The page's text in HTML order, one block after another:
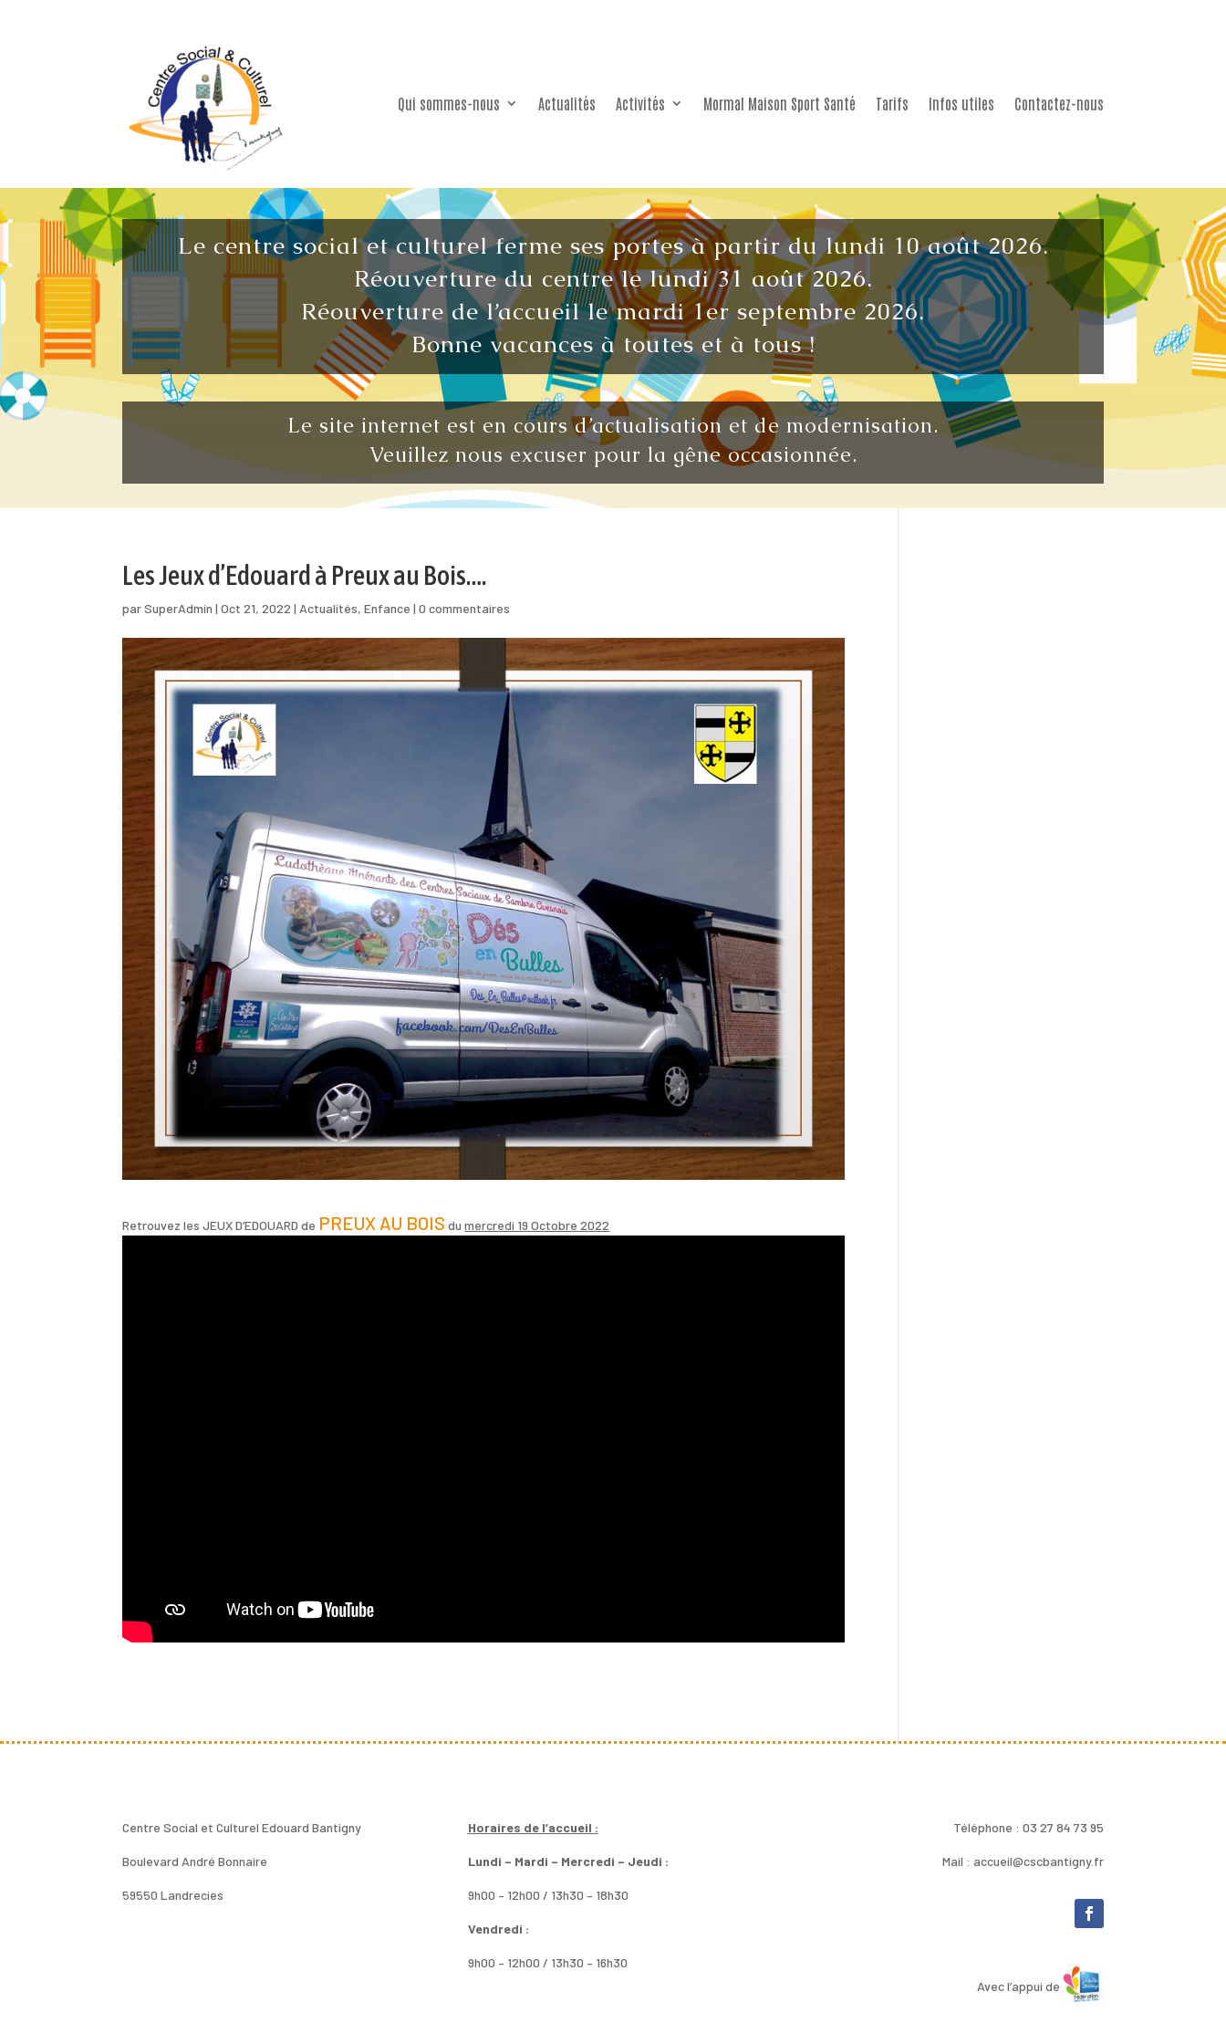
Qui sommes-nous Actualités Activités Mormal Maison Sport Santé Tarifs Infos utiles Contactez-nous
Le centre social et culturel ferme ses portes à partir du lundi 10 août 2026.
Réouverture du centre le lundi 31 août 2026.
Réouverture de l’accueil le mardi 1er septembre 2026.
Bonne vacances à toutes et à tous !
Le site internet est en cours d’actualisation et de modernisation.
Veuillez nous excuser pour la gêne occasionnée.
Les Jeux d’Edouard à Preux au Bois….
parSuperAdmin |Oct 21, 2022 |Actualités,Enfance |0 commentaires
Retrouvez les JEUX D’EDOUARD de PREUX AU BOIS dumercredi 19 Octobre 2022
Centre Social et Culturel Edouard Bantigny
Boulevard André Bonnaire
59550 Landrecies
Horaires de l’accueil :
Lundi – Mardi – Mercredi – Jeudi :
9h00 – 12h00 / 13h30 – 18h30
Vendredi :
9h00 – 12h00 / 13h30 – 16h30
Téléphone : 03 27 84 73 95
Mail : accueil@cscbantigny.fr
Avec l’appui de